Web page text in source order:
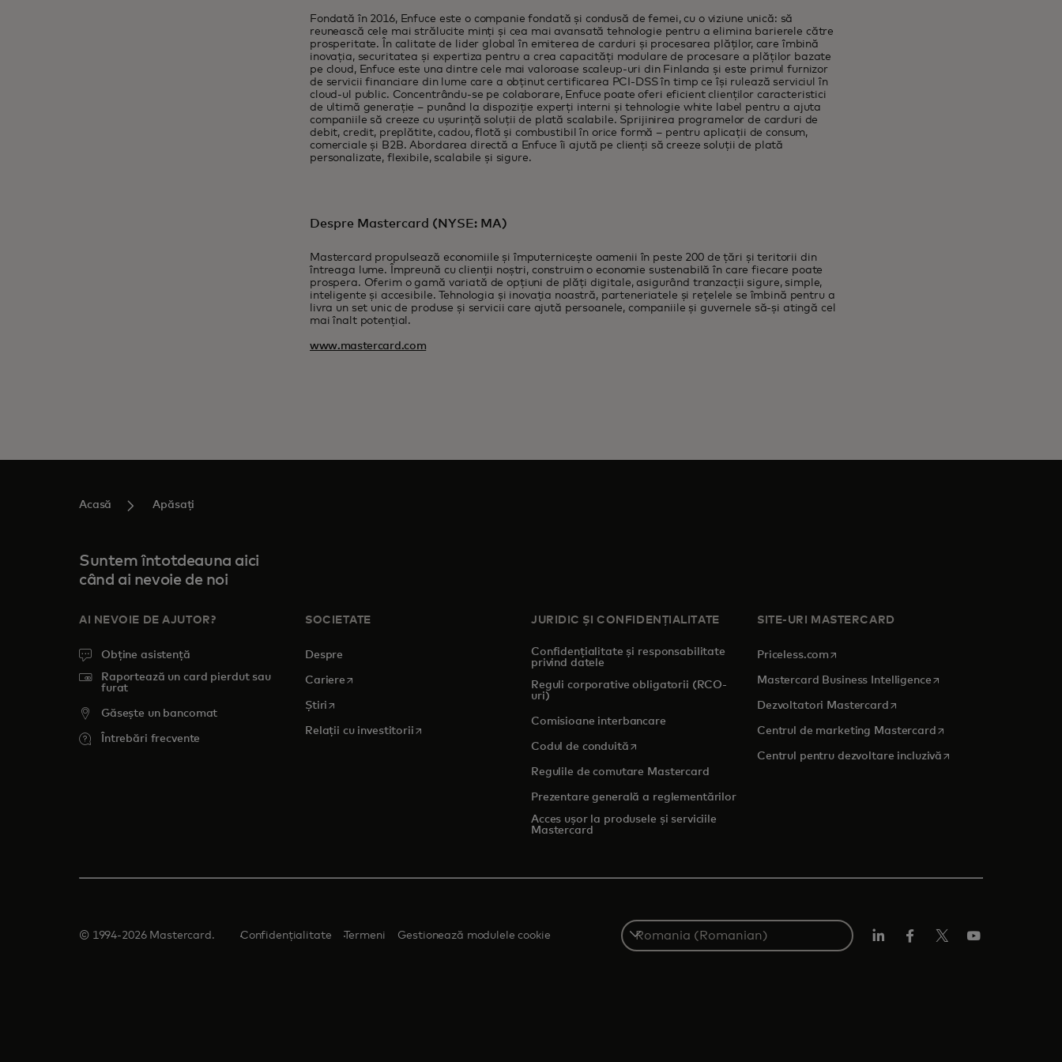
Fondată în 2016, Enfuce este o companie fondată și condusă de femei, cu o viziune unică: să
reunească cele mai strălucite minți și cea mai avansată tehnologie pentru a elimina barierele către
prosperitate. În calitate de lider global în emiterea de carduri și procesarea plăților, care îmbină
inovația, securitatea și expertiza pentru a crea capacități modulare de procesare a plăților bazate
pe cloud, Enfuce este una dintre cele mai valoroase scaleup-uri din Finlanda și este primul furnizor
de servicii financiare din lume care a obținut certificarea PCI-DSS în timp ce își rulează serviciul în
cloud-ul public. Concentrându-se pe colaborare, Enfuce poate oferi eficient clienților caracteristici
de ultimă generație – punând la dispoziție experți interni și tehnologie white label pentru a ajuta
companiile să creeze cu ușurință soluții de plată scalabile. Sprijinirea programelor de carduri de
debit, credit, preplătite, cadou, flotă și combustibil în orice formă – pentru aplicații de consum,
comerciale și B2B. Abordarea directă a Enfuce îi ajută pe clienți să creeze soluții de plată
personalizate, flexibile, scalabile și sigure.
Despre Mastercard (NYSE: MA)
Mastercard propulsează economiile și împuternicește oamenii în peste 200 de țări și teritorii din
întreaga lume. Împreună cu clienții noștri, construim o economie sustenabilă în care fiecare poate
prospera. Oferim o gamă variată de opțiuni de plăți digitale, asigurând tranzacții sigure, simple,
inteligente și accesibile. Tehnologia și inovația noastră, parteneriatele și rețelele se îmbină pentru a
livra un set unic de produse și servicii care ajută persoanele, companiile și guvernele să-și atingă cel
mai înalt potențial.
www.mastercard.com
Acasă Apăsați
Suntem întotdeauna aici
când ai nevoie de noi
AI NEVOIE DE AJUTOR?
Obține asistență
Raportează un card pierdut sau
furat
Găsește un bancomat
Întrebări frecvente
SOCIETATE
Despre
Cariere opens in a new tab
Știri opens in a new tab
Relații cu investitoriiopens in a new tab
JURIDIC ȘI CONFIDENȚIALITATE
Confidențialitate și responsabilitate
privind datele
Reguli corporative obligatorii (RCO-
uri)
Comisioane interbancare
Codul de conduităopens in a new tab
Regulile de comutare Mastercard
Prezentare generală a reglementărilor
Acces ușor la produsele și serviciile
Mastercard
SITE-URI MASTERCARD
Priceless.com opens in a new tab
Mastercard Business Intelligenceopens in a new tab
Dezvoltatori Mastercardopens in a new tab
Centrul de marketing Mastercardopens in a new tab
Centrul pentru dezvoltare incluzivă opens in a new tab
© 1994-2026 Mastercard. Confidențialitate Termeni Gestionează modulele cookie
Select
a
country